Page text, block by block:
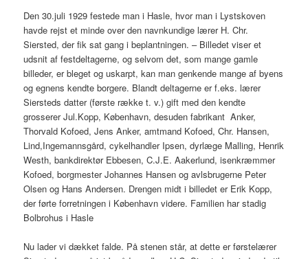
Den 30.juli 1929 festede man i Hasle, hvor man i Lystskoven
havde rejst et minde over den navnkundige lærer H. Chr.
Siersted, der fik sat gang i beplantningen. – Billedet viser et
udsnit af festdeltagerne, og selvom det, som mange gamle
billeder, er bleget og uskarpt, kan man genkende mange af byens
og egnens kendte borgere. Blandt deltagerne er f.eks. lærer
Siersteds datter (første række t. v.) gift med den kendte
grosserer Jul.Kopp, København, desuden fabrikant Anker,
Thorvald Kofoed, Jens Anker, amtmand Kofoed, Chr. Hansen,
Lind,Ingemannsgård, cykelhandler Ipsen, dyrlæge Malling, Henrik
Westh, bankdirektør Ebbesen, C.J.E. Aakerlund, isenkræmmer
Kofoed, borgmester Johannes Hansen og avlsbrugerne Peter
Olsen og Hans Andersen. Drengen midt i billedet er Erik Kopp,
der førte forretningen i København videre. Familien har stadig
Bolbrohus i Hasle
Nu lader vi dækket falde. På stenen står, at dette er førstelærer